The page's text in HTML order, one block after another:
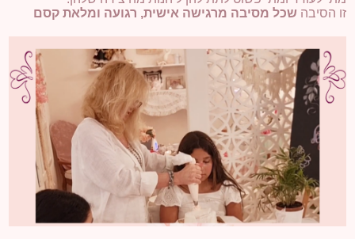
זו הסיבה שכל מסיבה מרגישה אישית, רגועה ומלאת קסם